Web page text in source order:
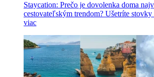
Staycation: Prečo je dovolenka doma
cestovateľským trendom? Ušetríte stovky
viac